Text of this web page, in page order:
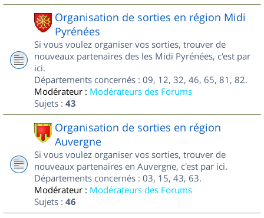
Organisation de sorties en région Midi
Pyrénées
Si vous voulez organiser vos sorties, trouver de
nouveaux partenaires des les Midi Pyrénées, c'est par
ici.
Départements concernés : 09, 12, 32, 46, 65, 81, 82.
Modérateur : Modérateurs des Forums
Sujets : 43
Organisation de sorties en région
Auvergne
Si vous voulez organiser vos sorties, trouver de
nouveaux partenaires en Auvergne, c'est par ici.
Départements concernés : 03, 15, 43, 63.
Modérateur : Modérateurs des Forums
Sujets : 46